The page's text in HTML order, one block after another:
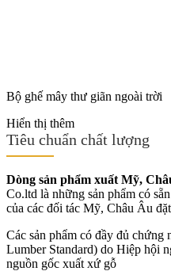
Bộ ghế mây thư giãn ngoài trời
Hiển thị thêm
Tiêu chuẩn chất lượng
Dòng sản phẩm xuất Mỹ,
Co.ltd là những sản phẩm có
của các đối tác Mỹ, Châu Âu
Các sản phẩm có đầy đủ
Lumber Standard) do Hiệp hội
nguồn gốc xuất xứ gỗ